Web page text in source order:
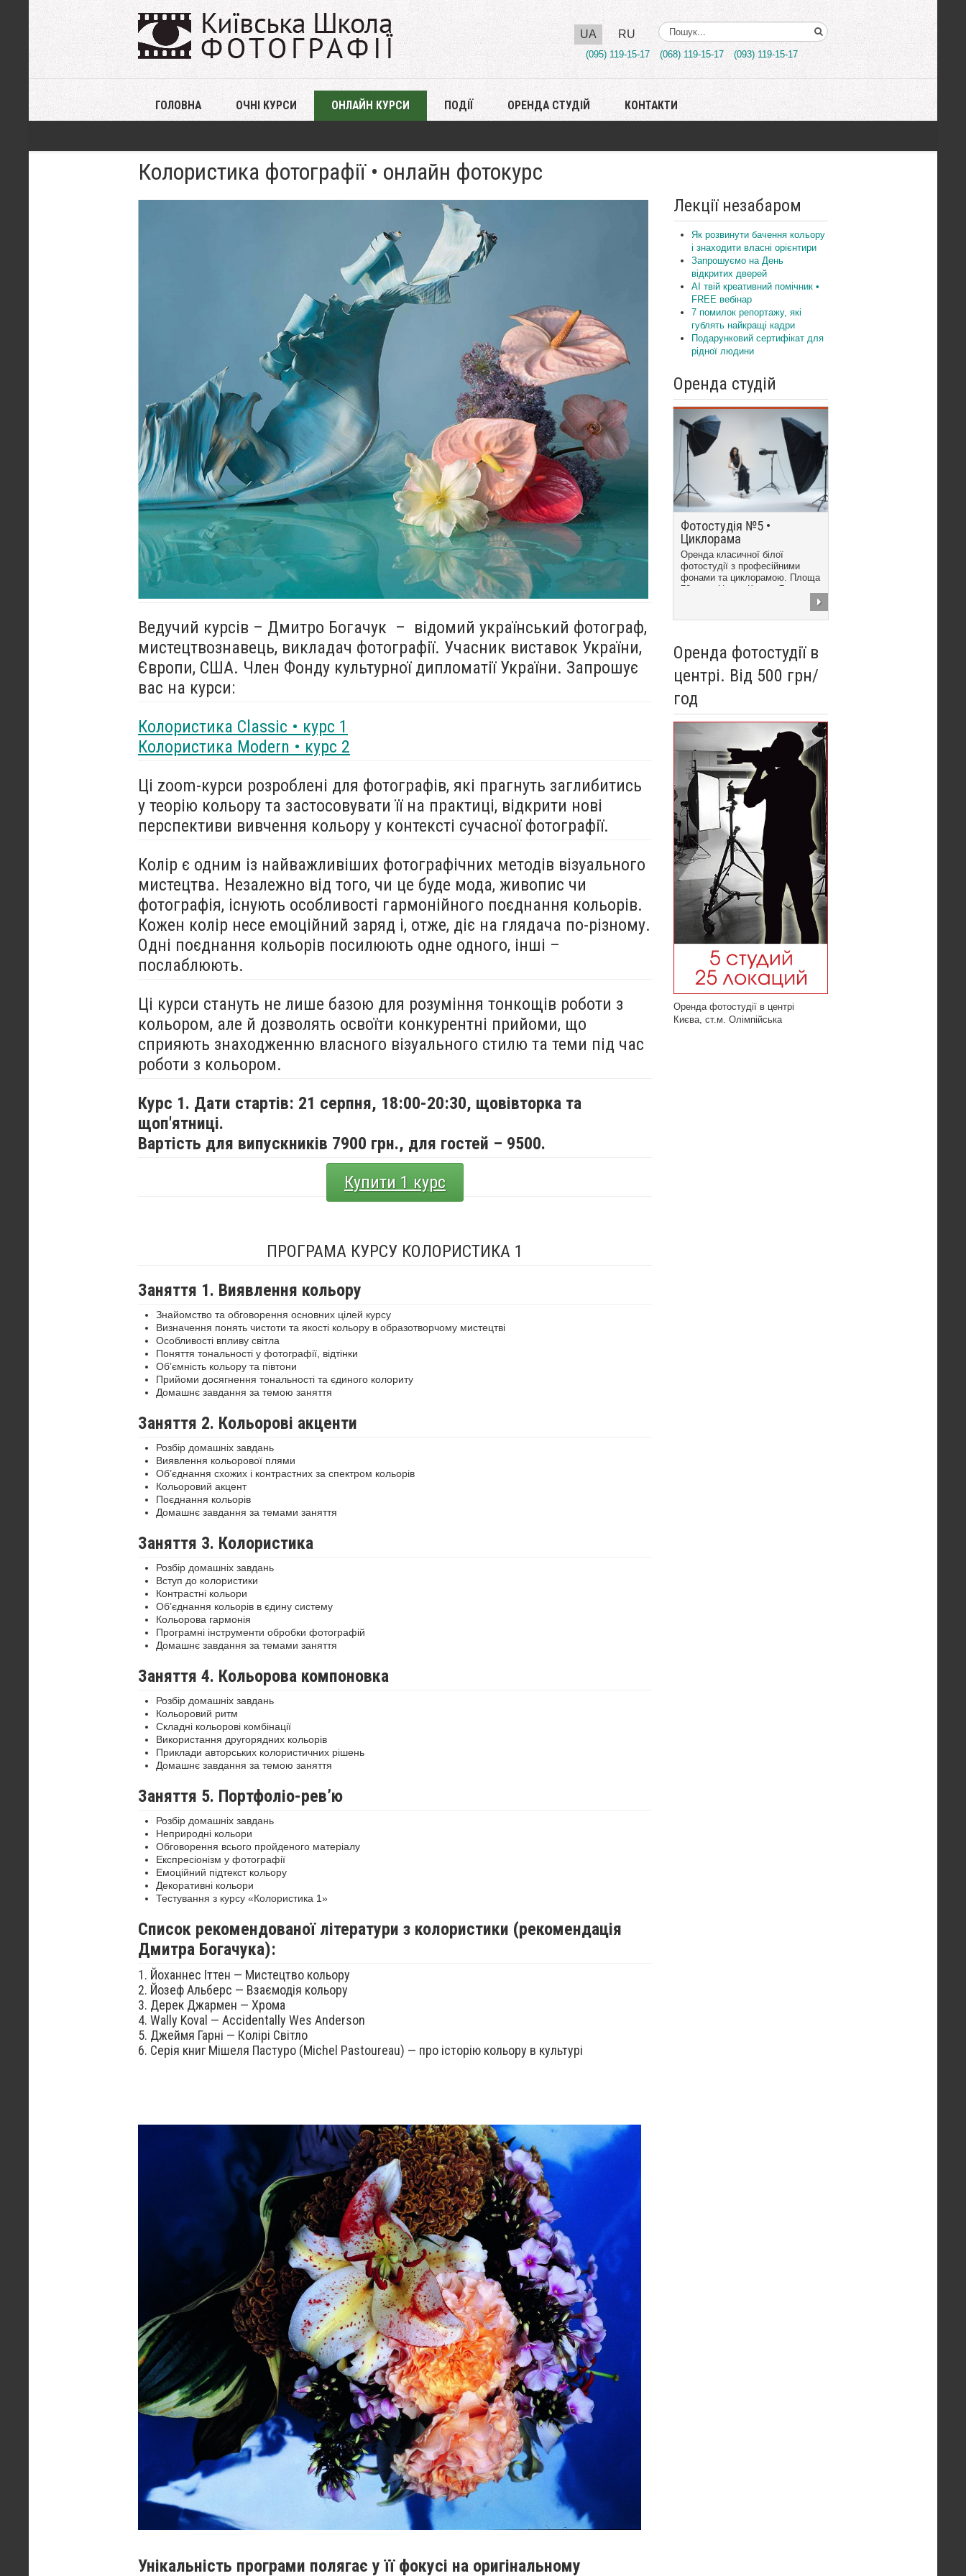
UA RU Поиск..
(095) 119-15-17 (068) 119-15-17 (093) 119-15-17
ГОЛОВНА ОЧНІ КУРСИ ОНЛАЙН КУРСИ ПОДІЇ ОРЕНДА СТУДІЙ КОНТАКТИ
Колористика фотографії • онлайн фотокурс
Ведучий курсів – Дмитро Богачук – відомий український фотограф,
мистецтвознавець, викладач фотографії. Учасник виставок України,
Європи, США. Член Фонду культурної дипломатії України. Запрошує
вас на курси:
Колористика Classic • курс 1
Колористика Modern • курс 2
Ці zoom-курси розроблені для фотографів, які прагнуть заглибитись
у теорію кольору та застосовувати її на практиці, відкрити нові
перспективи вивчення кольору у контексті сучасної фотографії.
Колір є одним із найважливіших фотографічних методів візуального
мистецтва. Незалежно від того, чи це буде мода, живопис чи
фотографія, існують особливості гармонійного поєднання кольорів.
Кожен колір несе емоційний заряд і, отже, діє на глядача по-різному.
Одні поєднання кольорів посилюють одне одного, інші –
послаблюють.
Ці курси стануть не лише базою для розуміння тонкощів роботи з
кольором, але й дозволять освоїти конкурентні прийоми, що
сприяють знаходженню власного візуального стилю та теми під час
роботи з кольором.
Курс 1. Дати стартів: 21 серпня, 18:00-20:30, щовівторка та
щоп'ятниці.
Вартість для випускників 7900 грн., для гостей – 9500.
Купити 1 курс
ПРОГРАМА КУРСУ КОЛОРИСТИКА 1
Заняття 1. Виявлення кольору
Знайомство та обговорення основних цілей курсу
Визначення понять чистоти та якості кольору в образотворчому мистецтві
Особливості впливу світла
Поняття тональності у фотографії, відтінки
Об’ємність кольору та півтони
Прийоми досягнення тональності та єдиного колориту
Домашнє завдання за темою заняття
Заняття 2. Кольорові акценти
Розбір домашніх завдань
Виявлення кольорової плями
Об’єднання схожих і контрастних за спектром кольорів
Кольоровий акцент
Поєднання кольорів
Домашнє завдання за темами заняття
Заняття 3. Колористика
Розбір домашніх завдань
Вступ до колористики
Контрастні кольори
Об’єднання кольорів в єдину систему
Кольорова гармонія
Програмні інструменти обробки фотографій
Домашнє завдання за темами заняття
Заняття 4. Кольорова компоновка
Розбір домашніх завдань
Кольоровий ритм
Складні кольорові комбінації
Використання другорядних кольорів
Приклади авторських колористичних рішень
Домашнє завдання за темою заняття
Заняття 5. Портфоліо-рев’ю
Розбір домашніх завдань
Неприродні кольори
Обговорення всього пройденого матеріалу
Експресіонізм у фотографії
Емоційний підтекст кольору
Декоративні кольори
Тестування з курсу «Колористика 1»
Список рекомендованої літератури з колористики (рекомендація
Дмитра Богачука):
1. Йоханнес Іттен — Мистецтво кольору
2. Йозеф Альберс — Взаємодія кольору
3. Дерек Джармен — Хрома
4. Wally Koval — Accidentally Wes Anderson
5. Джеймя Гарні — Колірі Світло
6. Серія книг Мішеля Пастуро (Michel Pastoureau) — про історію кольору в культурі
Унікальність програми полягає у її фокусі на оригінальному
Лекції незабаром
Як розвинути бачення кольору
і знаходити власні орієнтири
Запрошуємо на День
відкритих дверей
AI твій креативний помічник •
FREE вебінар
7 помилок репортажу, які
гублять найкращі кадри
Подарунковий сертифікат для
рідної людини
Оренда студій
Фотостудія №5 •
Циклорама
Оренда класичної білої
фотостудії з професійними
фонами та циклорамою. Площа
70 кв.м. Центр Києва, 7...
Оренда фотостудії в
центрі. Від 500 грн/
год
Оренда фотостудії в центрі
Києва, ст.м. Олімпійська